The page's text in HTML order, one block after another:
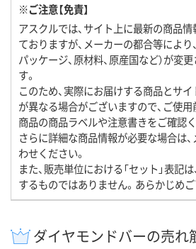
※ご注意【免責】
アスクルでは、サイト上に最新の商品
ておりますが、メーカーの都合等により、
パッケージ、原材料、原産国など）が変
す。
このため、実際にお届けする商品とサ
が異なる場合がございますので、ご使
商品の商品ラベルや注意書きをご確認く
さらに詳細な商品情報が必要な場合は
わせください。
また、販売単位における「セット」表記
するものではありません。あらかじめご
ダイヤモンドバーの売れ